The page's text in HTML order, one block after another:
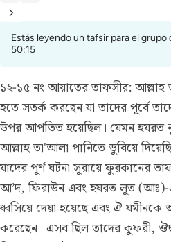
Estás leyendo un tafsir para el
50:15
১২-১৫ নং আয়াতের তাফসীর:আল্লাহ
হতে সতর্ক করছেন যা তাদের পূর্বে
উপর আপতিত হয়েছিল। যেমন
আল্লাহ তা'আলা পানিতে ডুবিয়ে
যাদের পূর্ণ ঘটনা সূরায়ে ফুরকানের
আ’দ, ফিরাউন এবং হযরত লূত (আঃ)-
ধ্বসিয়ে দেয়া হয়েছে এবং ঐ
করেছেন। এসব ছিল তাদের কুফরী,